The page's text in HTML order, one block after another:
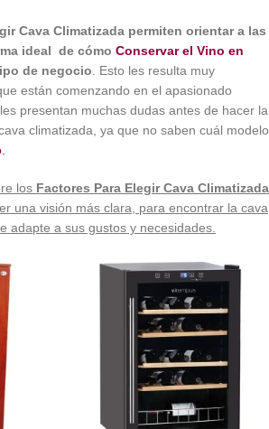
Cava Climatizada permiten orientar a las
ideal de cómo Conservar el Vino en
de negocio . Esto les resulta muy
están comenzando en el apasionado
presentan muchas dudas antes de hacer la
climatizada, ya que no saben cuál modelo
los Factores Para Elegir Cava Climatizada
una visión más clara, para encontrar la cava
adapte a sus gustos y necesidades.